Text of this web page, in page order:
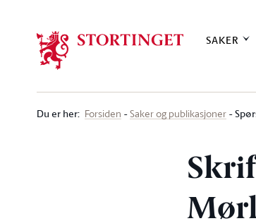
SAKER
Du er her: Forsiden Saker og publikasjoner